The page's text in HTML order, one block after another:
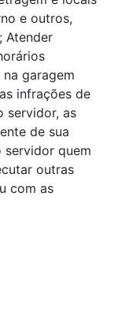
e outros,
Atender
garagem
infrações de
servidor, as
de sua
servidor quem
outras
com as